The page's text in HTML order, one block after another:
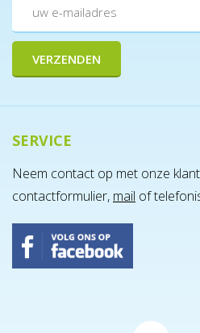
SERVICE
Neem contact op met onze
contactformulier, mail of